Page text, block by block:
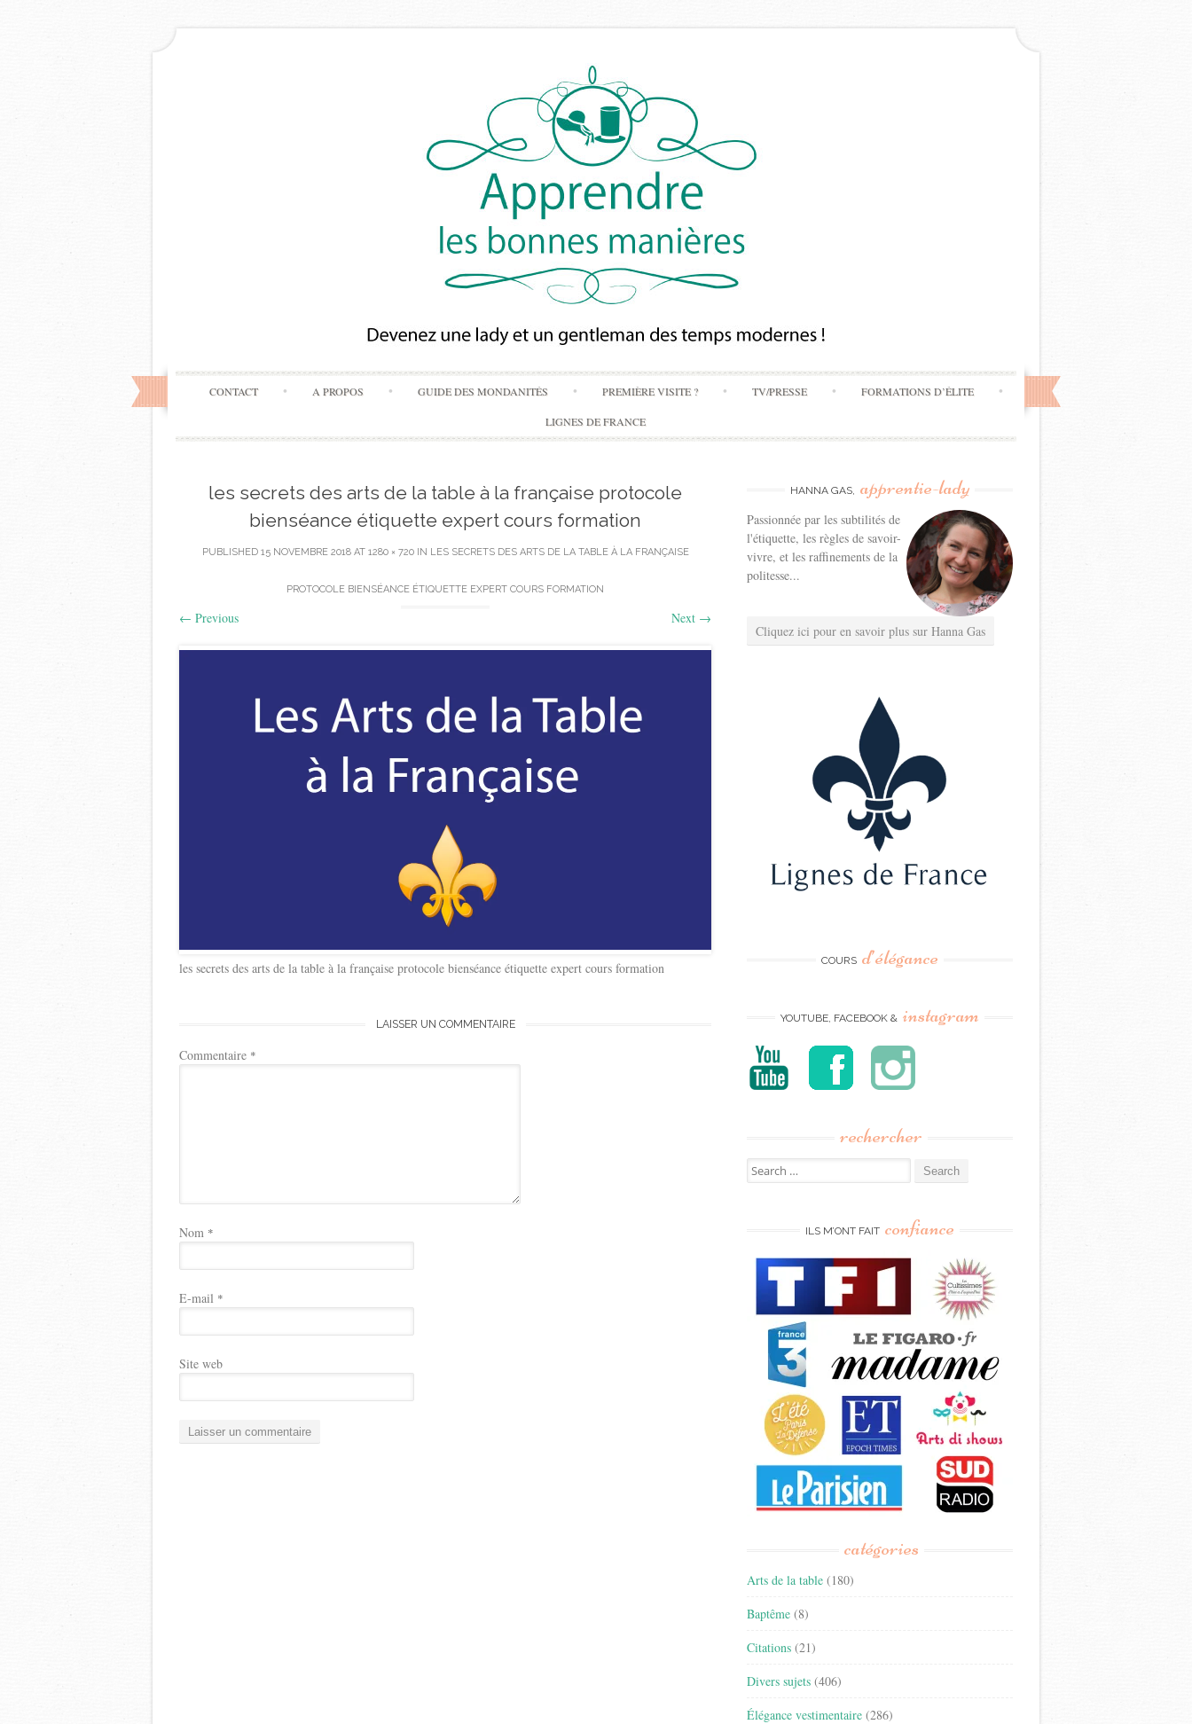
Skip
to
content
CONTACT A PROPOS GUIDE DES MONDANITÉS PREMIÈRE VISITE ? TV/PRESSE FORMATIONS D’ÉLITE
LIGNES DE FRANCE
les secrets des arts de la table à la française protocole
bienséance étiquette expert cours formation
PUBLISHED 15 NOVEMBRE 2018AT 1280 × 720IN LES SECRETS DES ARTS DE LA TABLE À LA FRANÇAISE
PROTOCOLE BIENSÉANCE ÉTIQUETTE EXPERT COURS FORMATION
← Previous Next →
les secrets des arts de la table à la française protocole bienséance étiquette expert cours formation
LAISSER UN COMMENTAIRE
Commentaire *
Nom *
E-mail *
Site web
HANNA GAS, apprentie-lady
Passionnée par les subtilités de
l'étiquette, les règles de savoir-
vivre, et les raffinements de la
politesse...
Cliquez ici pour en savoir plus sur Hanna Gas
COURS d’élégance
YOUTUBE, FACEBOOK & instagram
rechercher
Search
for:
ILS M’ONT FAIT confiance
catégories
Arts de la table (180)
Baptême (8)
Citations (21)
Divers sujets (406)
Élégance vestimentaire (286)